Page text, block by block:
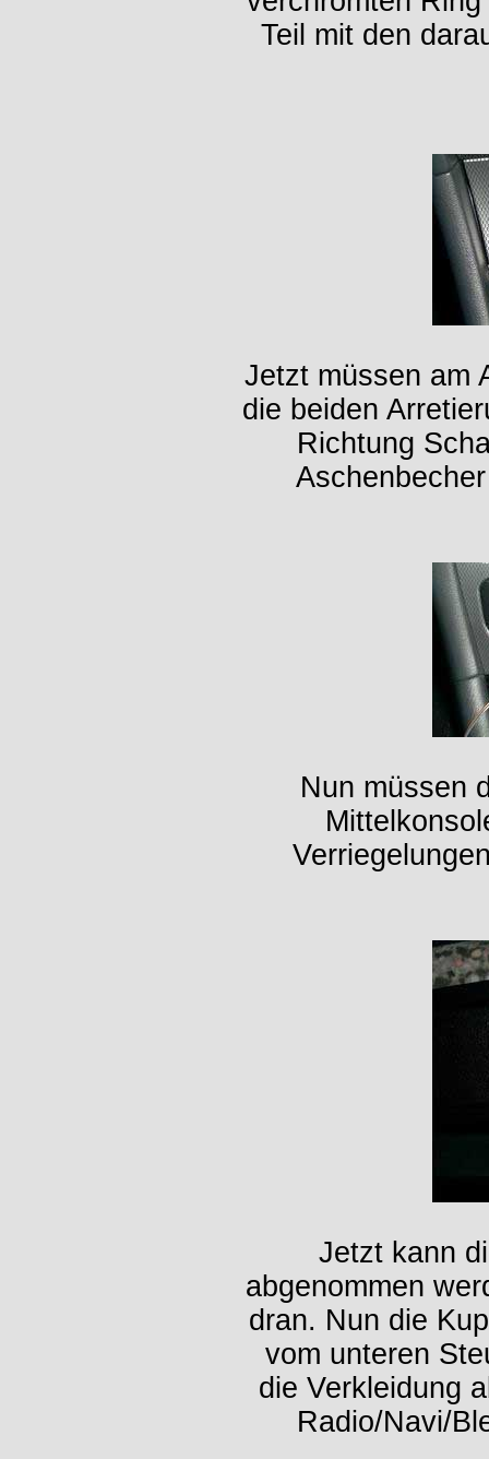
Teil mit den
Jetzt müssen am
die beiden
Richtung
Nun müssen
Jetzt kann
abgenommen
dran. Nun die
vom unteren
die Verkleidung
Radio/Navi/